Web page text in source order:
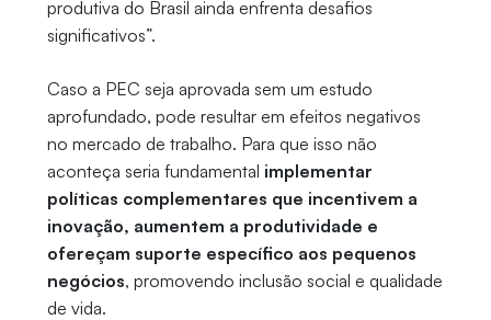
produtiva do Brasil ainda enfrenta desafios
significativos”.
Caso a PEC seja aprovada sem um estudo
aprofundado, pode resultar em efeitos negativos
no mercado de trabalho. Para que isso não
aconteça seria fundamental implementar
políticas complementares que incentivem a
inovação, aumentem a produtividade e
ofereçam suporte específico aos pequenos
negócios, promovendo inclusão social e qualidade
de vida.